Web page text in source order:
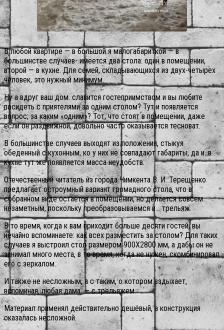
В любой квартире — в большой я малогабариткой — в
большинстве случаев- имеется два стола: один в помещении,
второй — в кухне. Для семей, складывающихся из двух-четырех
человек, это нужный минимум.
Ну а вдруг ваш дом. славится гостеприимством и вы любите
посидеть с приятелями за одним столом? Тут и появляется
вопрос; за каким «одним»? Тот, что стоят в помещении, даже
если он раздвижной, довольно часто оказывается тесноват.
В большинстве случаев выходят из положения, стыкуя
обеденный с кухонным, ко у них не совпадают габариты, да и .в
кухне тут же появляется масса неудобств.
Отечественный читатель из города Чимкента В. И. Терещенко
предлагает остроумный вариант громадного стола, что в
собранном виде остается в помещении, но делается совсем
незаметным, поскольку преобразовываемся в… трельяж.
В то время, когда к вам приходит больше десяти гостей, вы
нечайно вспоминаете: как всех разместить за столом? Для таких
случаев я выстроил стол размером 900X2800 мм, а дабы он не
занимал много места, в то время, когда не нужен, скомбинировал
его с зеркалом.
И также не несложным, а с таким, о котором вздыхает,
вспоминая, любая дама, — с трельяжем.
Материал применял действительно дешёвый, а конструкция
оказалась несложной.